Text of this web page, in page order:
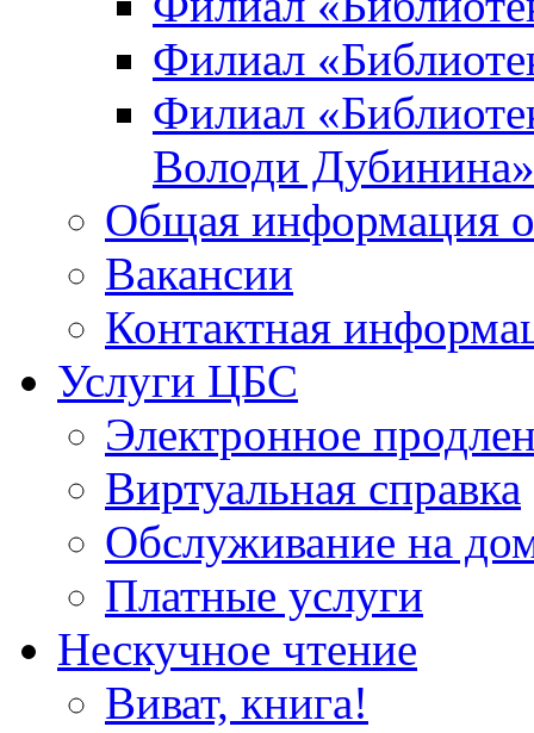
Филиал
Филиал
Володи Дубинина»
Общая информация
Вакансии
Контактная
Услуги ЦБС
Электронное
Виртуальная справка
Обслуживание на
Платные услуги
Нескучное чтение
Виват, книга!